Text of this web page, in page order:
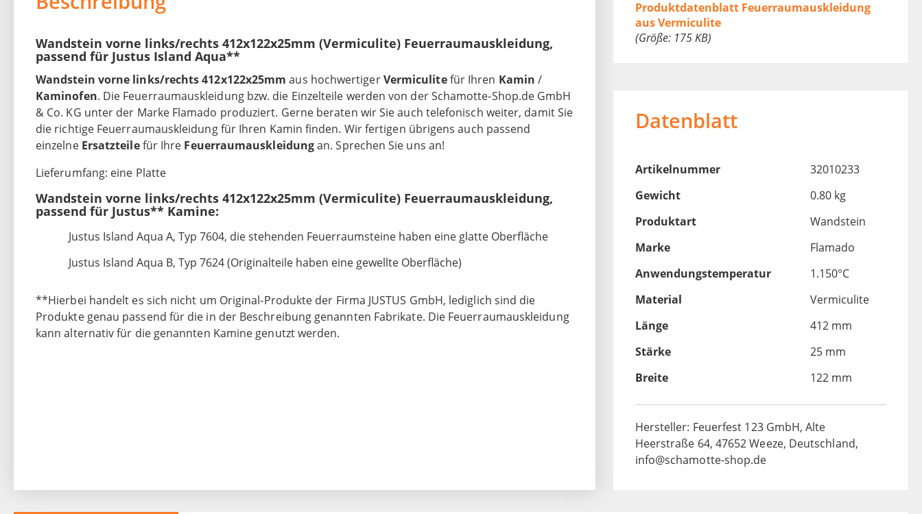
Wandstein vorne links/rechts 412x122x25mm (Vermiculite) Feuerraumauskleidung,
passend für Justus Island Aqua**
Wandstein vorne links/rechts 412x122x25mmaus hochwertigerVermiculitefür Ihren Kamin/
Kaminofen. Die Feuerraumauskleidung bzw. die Einzelteile werden von der Schamotte-Shop.de GmbH
& Co. KG unter der Marke Flamado produziert. Gerne beraten wir Sie auch telefonisch weiter, damit Sie
die richtige Feuerraumauskleidung für Ihren Kamin finden. Wir fertigen übrigens auch passend
einzelne Ersatzteilefür Ihre Feuerraumauskleidungan. Sprechen Sie uns an!
Lieferumfang: eine Platte
Wandstein vorne links/rechts 412x122x25mm (Vermiculite) Feuerraumauskleidung,
passend für Justus** Kamine:
Justus Island Aqua A, Typ 7604, die stehenden Feuerraumsteine haben eine glatte Oberfläche
Justus Island Aqua B, Typ 7624 (Originalteile haben eine gewellte Oberfläche)
**Hierbei handelt es sich nicht um Original-Produkte der Firma JUSTUS GmbH, lediglich sind die
Produkte genau passend für die in der Beschreibung genannten Fabrikate. Die Feuerraumauskleidung
kann alternativ für die genannten Kamine genutzt werden.
Produktdatenblatt Feuerraumauskleidung
aus Vermiculite
(Größe: 175 KB)
Datenblatt
Artikelnummer
32010233
Gewicht
0.80 kg
Produktart
Wandstein
Marke
Flamado
Anwendungstemperatur
1.150°C
Material
Vermiculite
Länge
412 mm
Stärke
25 mm
Breite
122 mm
Hersteller: Feuerfest 123 GmbH, Alte
Heerstraße 64, 47652 Weeze, Deutschland,
info@schamotte-shop.de